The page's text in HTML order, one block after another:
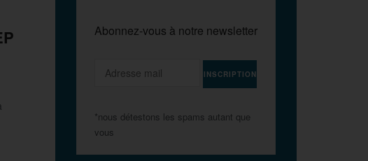
Abonnez-vous à notre newsletter
*nous détestons les spams autant que
vous